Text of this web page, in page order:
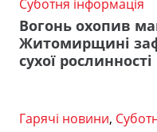
Суботня інформація
Вогонь охопив
Житомирщині
сухої рослинності
Гарячі новини,